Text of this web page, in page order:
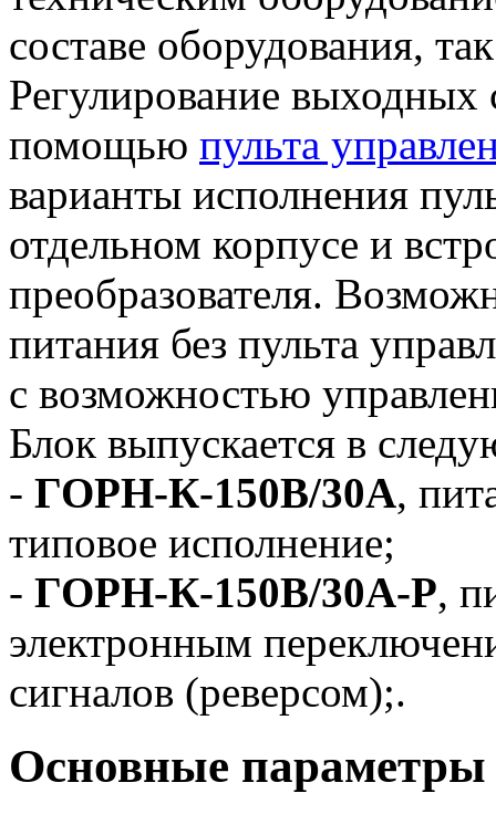
составе оборудования,
Регулирование выходных
помощью пульта
варианты исполнения
отдельном корпусе и
преобразователя.
питания без пульта
с возможностью
Блок выпускается в
- ГОРН-К-150В/30А,
типовое исполнение;
- ГОРН-К-150В/30А-Р,
электронным
сигналов (реверсом);.
Основные параметры